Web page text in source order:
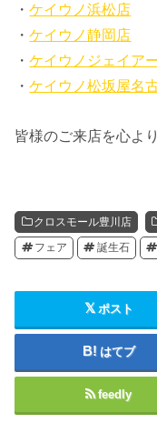
・ケイウノ浜松店
・ケイウノ静岡店
・ケイウノジェイア
・ケイウノ松坂屋名
皆様のご来店を心よ
クロスモール豊川店
フェア 誕生石
ポスト
はてブ
feedly